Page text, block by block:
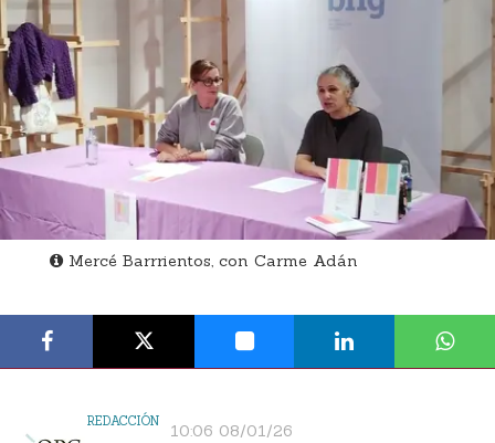
Mercé Barrrientos, con Carme Adán
REDACCIÓN 10:06 08/01/26